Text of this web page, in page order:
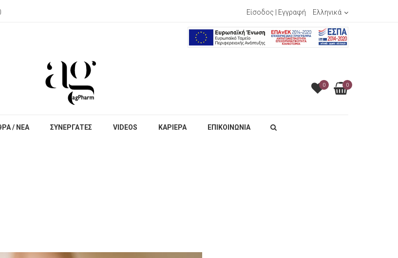
Είσοδος Εγγραφή Ελληνικά
0 0
/ ΝΕΑ ΣΥΝΕΡΓΑΤΕΣ VIDEOS ΚΑΡΙΕΡΑ ΕΠΙΚΟΙΝΩΝΙΑ